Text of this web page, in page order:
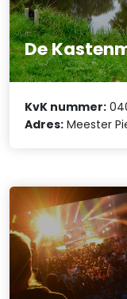
De
KvK nummer:
Adres: Meester